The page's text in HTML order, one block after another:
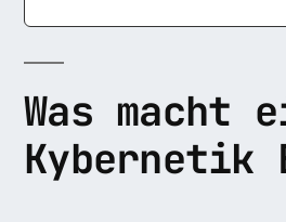
Was macht
Kybernetik